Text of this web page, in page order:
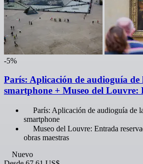
-5%
París: Aplicación de audioguía
smartphone + Museo del Louvre:
París: Aplicación de audioguía de
smartphone
Museo del Louvre: Entrada
obras maestras
Nuevo